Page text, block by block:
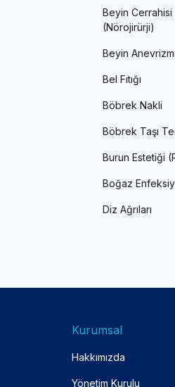
Beyin Cerrahisi
(Nörojirürji)
Beyin
Bel Fıtığı
Böbrek Nakli
Böbrek Taşı
Burun Estetiği
Boğaz
Diz Ağrıları
Kurumsal
Hakkımızda
Yönetim Kurulu